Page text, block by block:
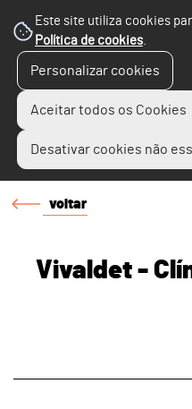
Este site utiliza cookies
Política de cookies.
Personalizar cookies
Aceitar todos os Cookies
Desativar cookies não
voltar
Vivaldet -